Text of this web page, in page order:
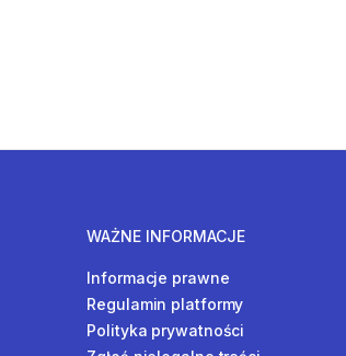
WAŻNE INFORMACJE
Informacje prawne
Regulamin platformy
Polityka prywatności